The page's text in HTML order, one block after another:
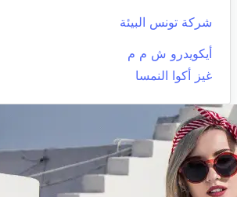
شركة تونس البيئة
أيكويدرو ش م م
غيز أكوا النمسا